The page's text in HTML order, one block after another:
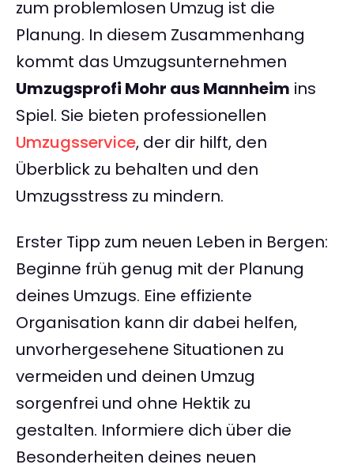
zum problemlosen Umzug ist die
Planung. In diesem Zusammenhang
kommt das Umzugsunternehmen
Umzugsprofi Mohr aus Mannheim ins
Spiel. Sie bieten professionellen
Umzugsservice, der dir hilft, den
Überblick zu behalten und den
Umzugsstress zu mindern.
Erster Tipp zum neuen Leben in Bergen:
Beginne früh genug mit der Planung
deines Umzugs. Eine effiziente
Organisation kann dir dabei helfen,
unvorhergesehene Situationen zu
vermeiden und deinen Umzug
sorgenfrei und ohne Hektik zu
gestalten. Informiere dich über die
Besonderheiten deines neuen